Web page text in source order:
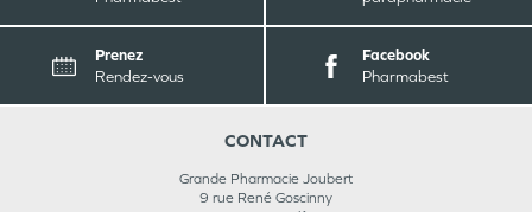
Prenez
Rendez-vous
Facebook
Pharmabest
CONTACT
Grande Pharmacie Joubert
9 rue René Goscinny